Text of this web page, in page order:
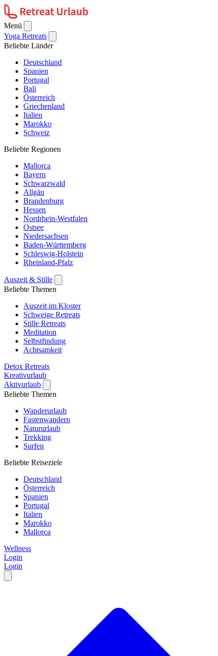
Menü
Yoga Retreats
Beliebte Länder
Deutschland
Spanien
Portugal
Bali
Österreich
Griechenland
Italien
Marokko
Schweiz
Beliebte Regionen
Mallorca
Bayern
Schwarzwald
Allgäu
Brandenburg
Hessen
Nordrhein-Westfalen
Ostsee
Niedersachsen
Baden-Württemberg
Schleswig-Holstein
Rheinland-Pfalz
Auszeit & Stille
Beliebte Themen
Auszeit im Kloster
Schweige Retreats
Stille Retreats
Meditation
Selbstfindung
Achtsamkeit
Detox Retreats
Kreativurlaub
Aktivurlaub
Beliebte Themen
Wanderurlaub
Fastenwandern
Natururlaub
Trekking
Surfen
Beliebte Reiseziele
Deutschland
Österreich
Spanien
Portugal
Italien
Marokko
Mallorca
Wellness
Login
Login